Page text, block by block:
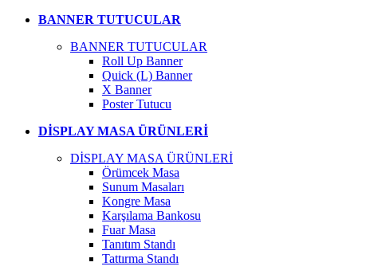
BANNER TUTUCULAR
BANNER TUTUCULAR
Roll Up Banner
Quick (L) Banner
X Banner
Poster Tutucu
DİSPLAY MASA ÜRÜNLERİ
DİSPLAY MASA ÜRÜNLERİ
Örümcek Masa
Sunum Masaları
Kongre Masa
Karşılama Bankosu
Fuar Masa
Tanıtım Standı
Tattırma Standı